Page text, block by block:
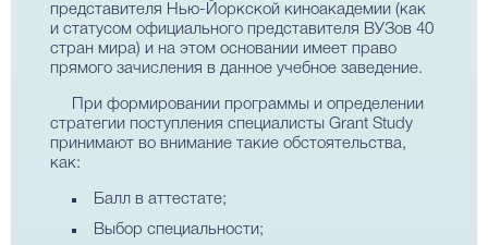
представителя Нью-Йоркской киноакадемии (как
и статусом официального представителя ВУЗов 40
стран мира) и на этом основании имеет право
прямого зачисления в данное учебное заведение.
При формировании программы и определении
стратегии поступления специалисты Grant Study
принимают во внимание такие обстоятельства,
как:
Балл в аттестате;
Выбор специальности;